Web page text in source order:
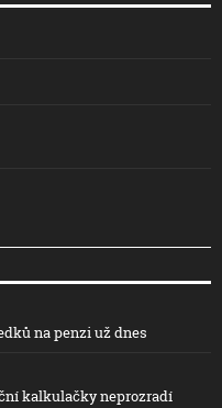
na penzi už dnes
kalkulačky neprozradí